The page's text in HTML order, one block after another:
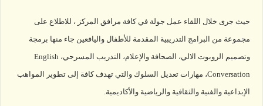
حيث جرى خلال اللقاء عمل جولة في كافة مرافق المركز ، للاطلاع على
مجموعة من البرامج التدريبية المقدمة للأطفال واليافعين جاء منها برمجة
وتصميم الروبوت الالي، الصحافة والإعلام، التدريب المسرحي، English
Conversation، مهارات تعديل السلوك والتي تهدف كافة إلى تطوير المواهب
الإبداعية والفنية والثقافية والرياضية والأكاديمية.